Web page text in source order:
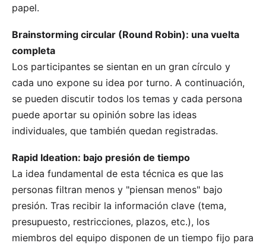
papel.
Brainstorming circular (Round Robin): una vuelta
completa
Los participantes se sientan en un gran círculo y
cada uno expone su idea por turno. A continuación,
se pueden discutir todos los temas y cada persona
puede aportar su opinión sobre las ideas
individuales, que también quedan registradas.
Rapid Ideation: bajo presión de tiempo
La idea fundamental de esta técnica es que las
personas filtran menos y "piensan menos" bajo
presión. Tras recibir la información clave (tema,
presupuesto, restricciones, plazos, etc.), los
miembros del equipo disponen de un tiempo fijo para